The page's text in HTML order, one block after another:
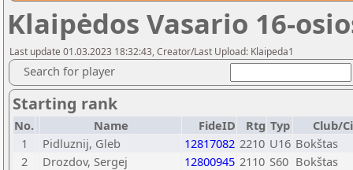
Klaipėdos Vasario 16-
Last update 01.03.2023 18:32:43, Creator/Last Upload: Klaipeda1
Search for player
Starting rank
No. Name FideID Rtg Typ
Club/
1
Pidluznij, Gleb 12817082 2210 U16 Bokštas
2
Drozdov, Sergej 12800945 2110 S60 Bokštas